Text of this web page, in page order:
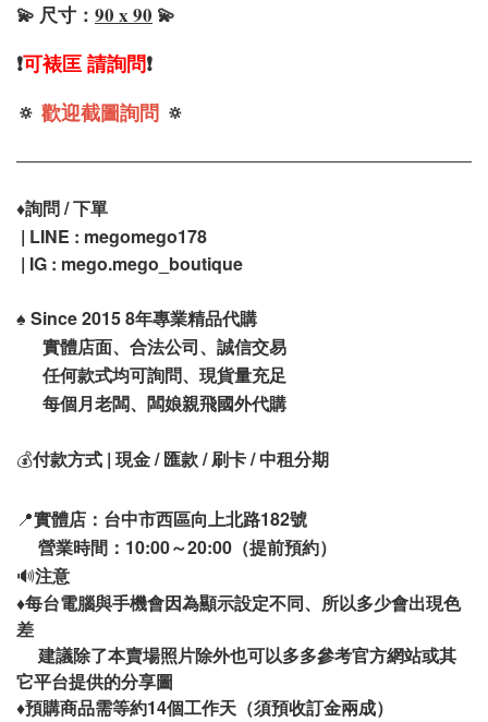
💫 尺寸： 90 x 90 💫
❗️可裱匡 請詢問❗️
🔅 歡迎截圖詢問 🔅
♦️詢問 / 下單
| LINE : megomego178
| IG : mego.mego_boutique
♠️ Since 2015 8年專業精品代購
實體店面、合法公司、誠信交易
任何款式均可詢問、現貨量充足
每個月老闆、闆娘親飛國外代購
💰付款方式 | 現金 / 匯款 / 刷卡 / 中租分期
📍實體店：台中市西區向上北路182號
營業時間：10:00～20:00（提前預約）
🔊注意
♦️每台電腦與手機會因為顯示設定不同、所以多少會出現色
差
建議除了本賣場照片除外也可以多多參考官方網站或其
它平台提供的分享圖
♦️預購商品需等約14個工作天（須預收訂金兩成）